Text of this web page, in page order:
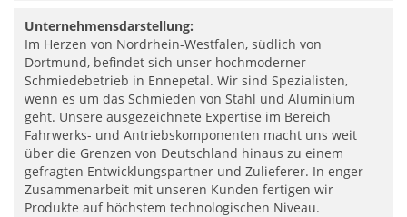
Unternehmensdarstellung:
Im Herzen von Nordrhein-Westfalen, südlich von
Dortmund, befindet sich unser hochmoderner
Schmiedebetrieb in Ennepetal. Wir sind Spezialisten,
wenn es um das Schmieden von Stahl und Aluminium
geht. Unsere ausgezeichnete Expertise im Bereich
Fahrwerks- und Antriebskomponenten macht uns weit
über die Grenzen von Deutschland hinaus zu einem
gefragten Entwicklungspartner und Zulieferer. In enger
Zusammenarbeit mit unseren Kunden fertigen wir
Produkte auf höchstem technologischen Niveau.